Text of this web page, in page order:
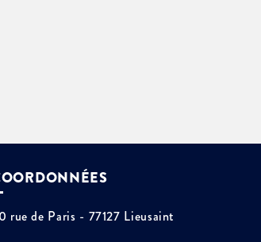
rue de Paris - 77127 Lieusaint